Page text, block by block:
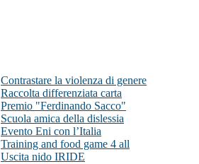
Contrastare la violenza di genere
Raccolta differenziata carta
Premio "Ferdinando Sacco"
Scuola amica della dislessia
Evento Eni con l’Italia
Training and food game 4 all
Uscita nido IRIDE